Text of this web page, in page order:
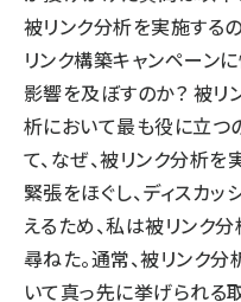
被リンク分析を実施する
リンク構築キャンペーン
影響を及ぼすのか？ 被
析において最も役に立つ
て、なぜ、被リンク分析
緊張をほぐし、ディスカ
えるため、私は被リンク
尋ねた。通常、被リンク
いて真っ先に挙げられる